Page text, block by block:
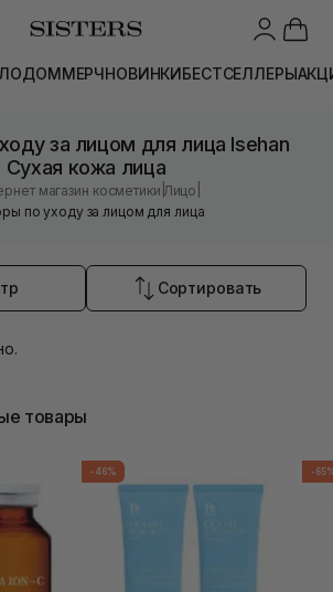
ДОММЕРЧНОВИНКИБЕСТСЕЛЛЕРЫ
за лицом для лица Isehan
Сухая кожа лица
магазин косметики Лицо
по уходу за лицом для лица
Сортировать
товары
-46% -